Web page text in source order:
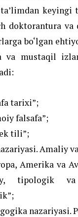
keyingi
doktorantura
bo‘lgan
va mustaqil
tarixi”;
falsafa”;
tili”;
Amaliy
Amerika va
tipologik